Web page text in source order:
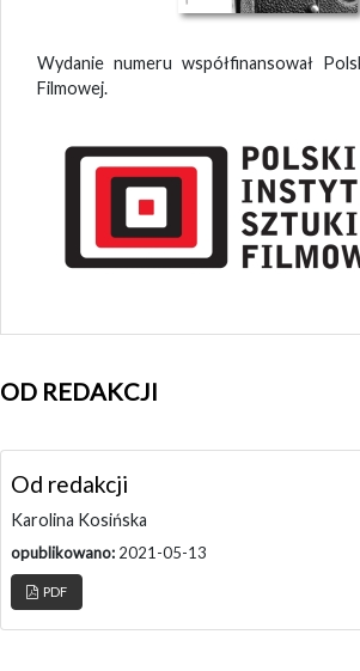
Wydanie numeru współfinansował
Filmowej.
OD REDAKCJI
Od redakcji
Karolina Kosińska
opublikowano: 2021-05-13
PDF